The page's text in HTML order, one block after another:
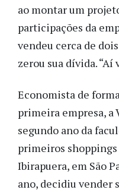
ao montar um
participações da
vendeu cerca de
zerou sua dívida.
Economista de
primeira empresa, a
segundo ano da
primeiros
Ibirapuera, em São
ano, decidiu vender